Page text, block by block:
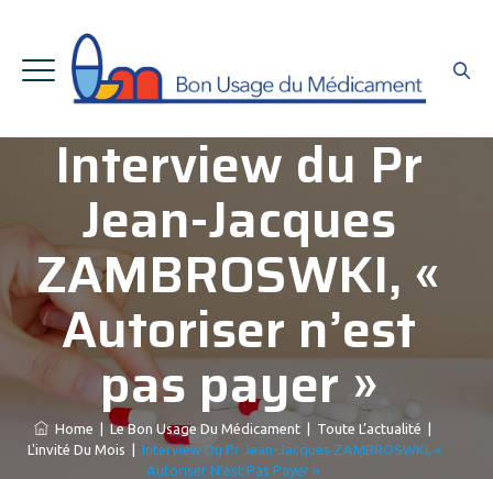
Interview du Pr
Jean-Jacques
ZAMBROSWKI, «
Autoriser n’est
pas payer »
Home Le Bon Usage Du Médicament Toute L’actualité
L'invité Du Mois
Interview Du Pr Jean-Jacques ZAMBROSWKI, «
Autoriser N’est Pas Payer »